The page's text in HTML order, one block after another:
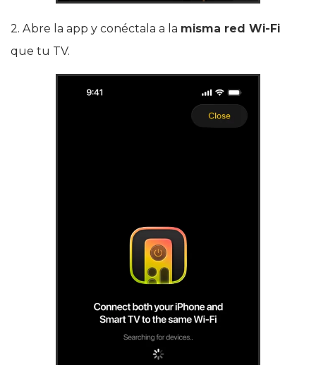
2. Abre la app y conéctala a la misma red Wi‑Fi
que tu TV.